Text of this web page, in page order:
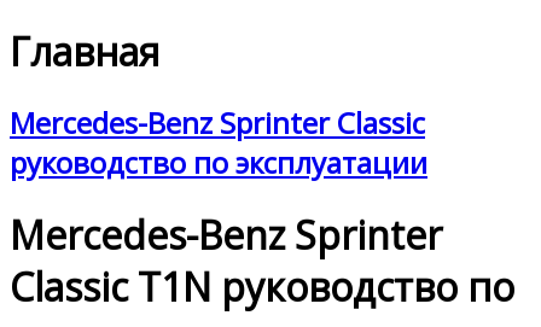
Главная
Mercedes-Benz Sprinter Classic
руководство по эксплуатации
Mercedes-Benz Sprinter
Classic T1N руководство по